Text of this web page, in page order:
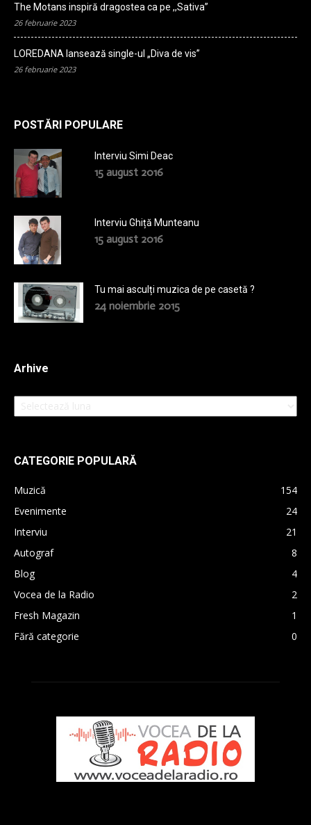
The Motans inspiră dragostea ca pe ,,Sativa”
26 februarie 2023
LOREDANA lansează single-ul „Diva de vis”
26 februarie 2023
POSTĂRI POPULARE
Interviu Simi Deac
15 august 2016
Interviu Ghiță Munteanu
15 august 2016
Tu mai asculți muzica de pe casetă ?
24 noiembrie 2015
Arhive
Arhive
CATEGORIE POPULARĂ
Muzică
154
Evenimente
24
Interviu
21
Autograf
8
Blog
4
Vocea de la Radio
2
Fresh Magazin
1
Fără categorie
0